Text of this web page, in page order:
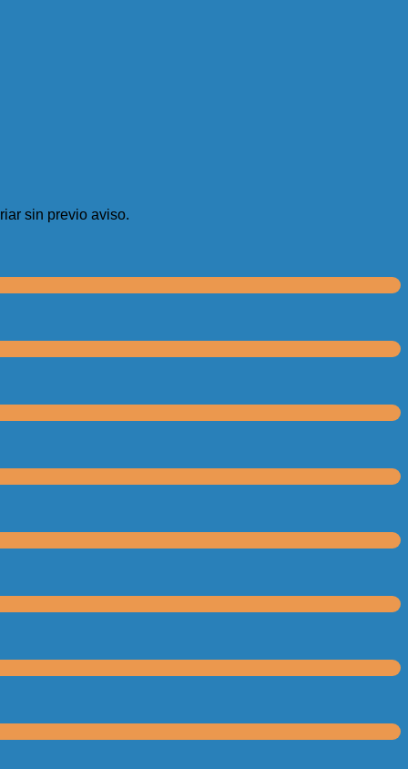
sin previo aviso.